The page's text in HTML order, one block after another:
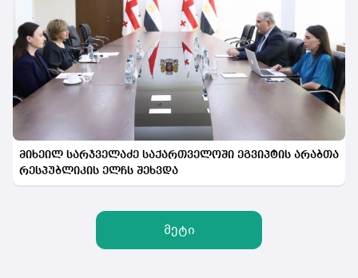
მიხეილ სარჯველაძე საქართველოში ეგვიპტის არაბთა
რესპუბლიკის ელჩს შეხვდა
მეტი